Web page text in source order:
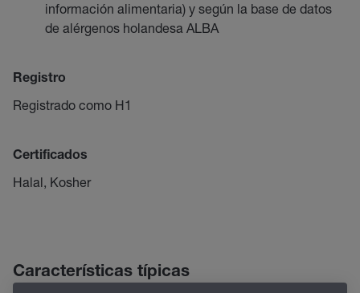
información alimentaria) y según la base de datos
de alérgenos holandesa ALBA
Registro
Registrado como H1
Certificados
Halal, Kosher
Características típicas